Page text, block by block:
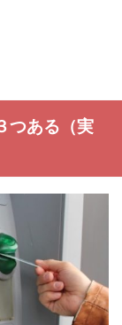
つある（実